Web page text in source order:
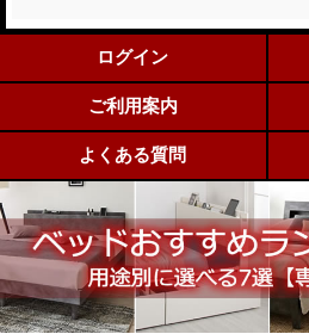
ログイン
ご利用案内
よくある質問